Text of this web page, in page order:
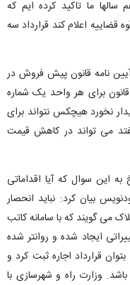
ما تاکید کرده ایم که
قضاییه اعلام کند قرارداد سه
نامه قانون پیش فروش در
برای هر واحد یک شماره
نخورد هیچکس نتواند برای
می تواند در کاهش قیمت
این سوال که آیا اقداماتی
بیان کرد: نباید انحصار
می گویند که با سامانه کاتب
ایجاد شده و روانتر شده
قرارداد اجاره ثبت کرد و
وزارت راه و شهرسازی با